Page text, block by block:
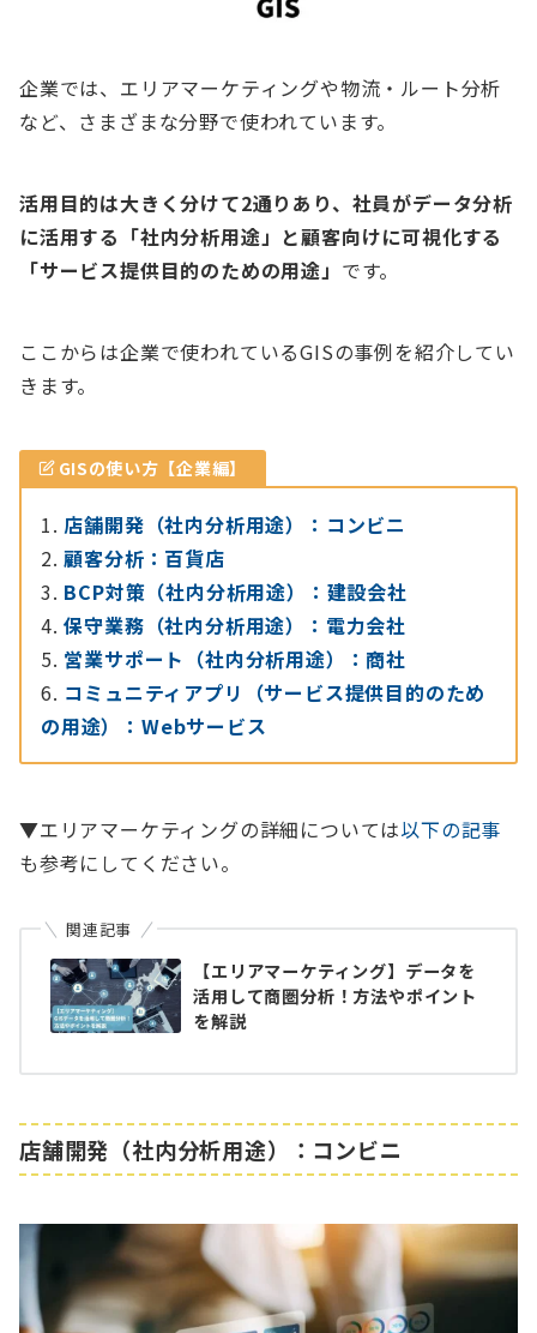
企業では、エリアマーケティングや物流・ルート分析
など、さまざまな分野で使われています。
活用目的は大きく分けて2通りあり、社員がデータ分析
に活用する「社内分析用途」と顧客向けに可視化する
「サービス提供目的のための用途」 です。
ここからは企業で使われているGISの事例を紹介してい
きます。
GISの使い方【企業編】
店舗開発（社内分析用途）：コンビニ
顧客分析：百貨店
BCP対策（社内分析用途）：建設会社
保守業務（社内分析用途）：電力会社
営業サポート（社内分析用途）：商社
コミュニティアプリ（サービス提供目的のため
の用途）：Webサービス
▼エリアマーケティングの詳細については以下の記事
も参考にしてください。
関連記事
【エリアマーケティング】データを
活用して商圏分析！方法やポイント
を解説
店舗開発（社内分析用途）：コンビニ